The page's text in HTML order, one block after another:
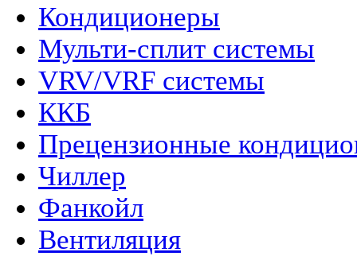
Кондиционеры
Мульти-сплит системы
VRV/VRF системы
ККБ
Прецензионные
Чиллер
Фанкойл
Вентиляция